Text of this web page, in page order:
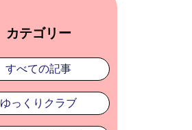
カテゴリー
すべての記事
ゆっくりクラブ